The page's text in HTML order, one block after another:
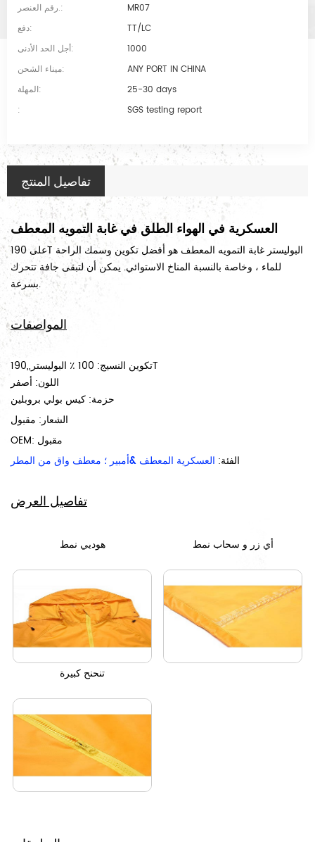
رقم العنصر.:
MR07
دفع:
TT/LC
أجل الحد الأدنى:
1000
ميناء الشحن:
ANY PORT IN CHINA
المهلة:
25-30 days
:
SGS testing report
تفاصيل المنتج
العسكرية في الهواء الطلق في غابة التمويه المعطف
على 190T البوليستر غابة التمويه المعطف هو أفضل تكوين وسمك الراحة
للماء ، وخاصة بالنسبة المناخ الاستوائي. يمكن أن لتبقى جافة تتحرك
بسرعة.
المواصفات
تكوين النسيج: 100 ٪ البوليستر,,190T
اللون: أصفر
حزمة: كيس بولي بروبلين
الشعار: مقبول
OEM: مقبول
الفئة: العسكرية المعطف &أمبير ؛ معطف واق من المطر
تفاصيل العرض
هوديي نمط أي زر و سحاب نمط
تنحنح كبيرة